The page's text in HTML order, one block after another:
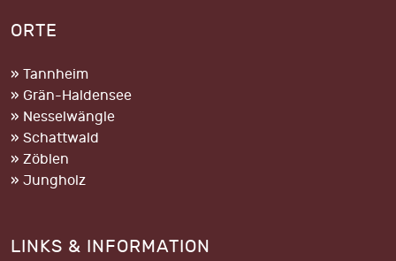
ORTE
» Tannheim
» Grän-Haldensee
» Nesselwängle
» Schattwald
» Zöblen
» Jungholz
LINKS & INFORMATION